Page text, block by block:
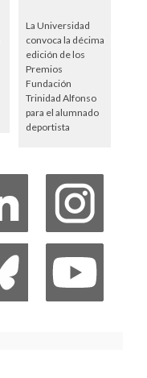
La Universidad
convoca la décima
edición de los
Premios
Fundación
Trinidad Alfonso
para el alumnado
deportista